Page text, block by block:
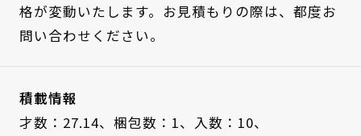
格が変動いたします。お見積もりの際は、都度お
問い合わせください。
積載情報
才数：27.14、 梱包数：1、 入数：10、